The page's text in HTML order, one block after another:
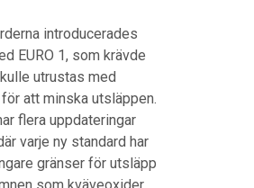
introducerades
EURO 1, som krävde
utrustas med
att minska utsläppen.
flera uppdateringar
varje ny standard har
gränser för utsläpp
som kväveoxider